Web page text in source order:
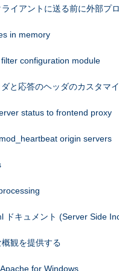
イアントに送る前に外部プ
in memory
configuration module
と応答のヘッダのカスタマ
status to frontend proxy
origin servers
ドキュメント (Server Side
観を提供する
for Windows